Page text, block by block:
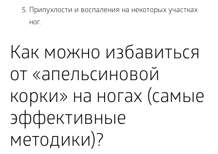
Припухлости и воспаления на некоторых участках
ног.
Как можно избавиться
от «апельсиновой
корки» на ногах (самые
эффективные
методики)?